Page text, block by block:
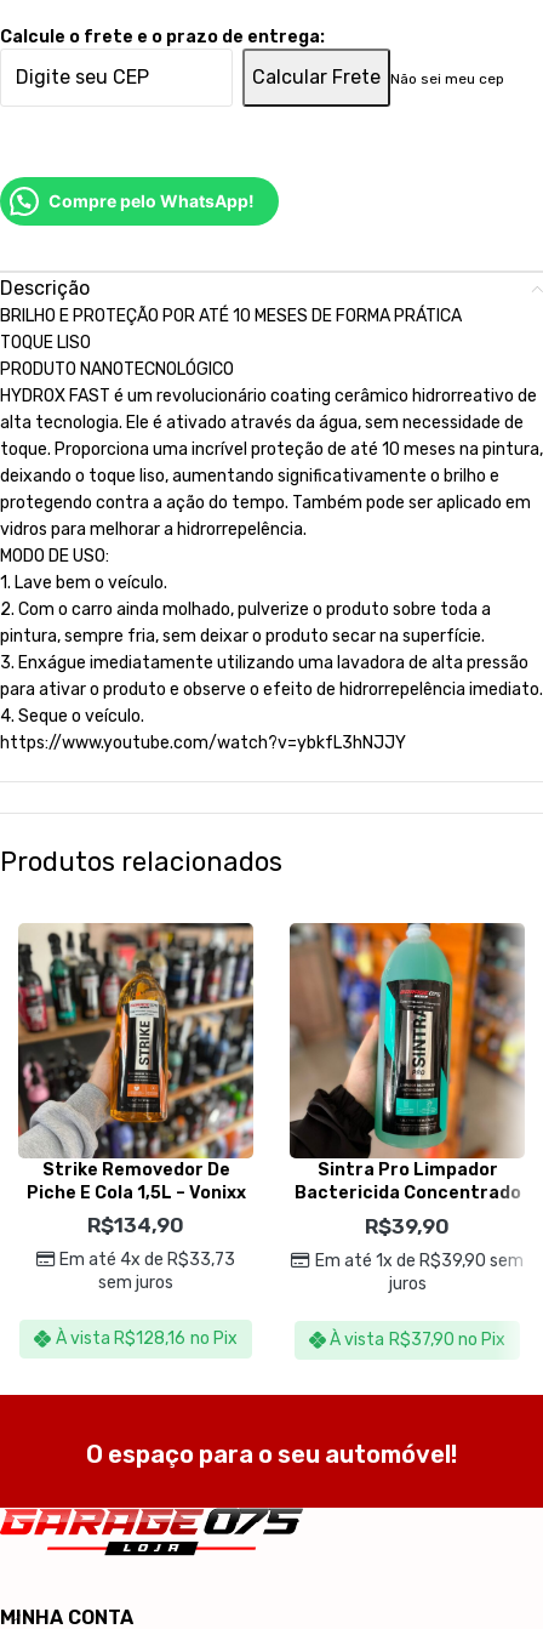
Calcule o frete e o prazo de entrega:
Calcular Frete Não sei meu cep
Compre pelo WhatsApp!
Descrição
BRILHO E PROTEÇÃO POR ATÉ 10 MESES DE FORMA PRÁTICA
TOQUE LISO
PRODUTO NANOTECNOLÓGICO
HYDROX FAST é um revolucionário coating cerâmico hidrorreativo de
alta tecnologia. Ele é ativado através da água, sem necessidade de
toque. Proporciona uma incrível proteção de até 10 meses na pintura,
deixando o toque liso, aumentando significativamente o brilho e
protegendo contra a ação do tempo. Também pode ser aplicado em
vidros para melhorar a hidrorrepelência.
MODO DE USO:
1. Lave bem o veículo.
2. Com o carro ainda molhado, pulverize o produto sobre toda a
pintura, sempre fria, sem deixar o produto secar na superfície.
3. Enxágue imediatamente utilizando uma lavadora de alta pressão
para ativar o produto e observe o efeito de hidrorrepelência imediato.
4. Seque o veículo.
https://www.youtube.com/watch?v=ybkfL3hNJJY
Produtos relacionados
Strike Removedor De
Piche E Cola 1,5L – Vonixx
R$134,90
Em até 4x de R$33,73
sem juros
À vista R$128,16 no Pix
Sintra Pro Limpador
Bactericida Concentrado
1,5L – Vonixx
R$39,90
Em até 1x de R$39,90 sem
juros
À vista R$37,90 no Pix
O espaço para o seu automóvel!
MINHA CONTA